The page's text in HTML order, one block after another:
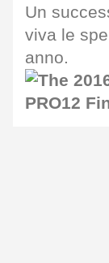
Un
viva le
anno.